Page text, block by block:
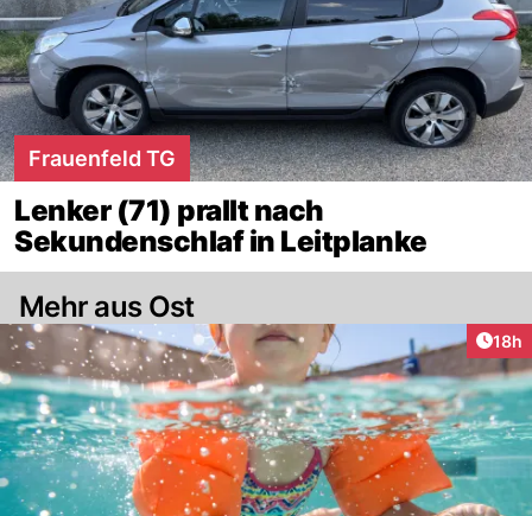
Frauenfeld TG
Lenker (71) prallt nach
Sekundenschlaf in Leitplanke
Mehr aus Ost
18h